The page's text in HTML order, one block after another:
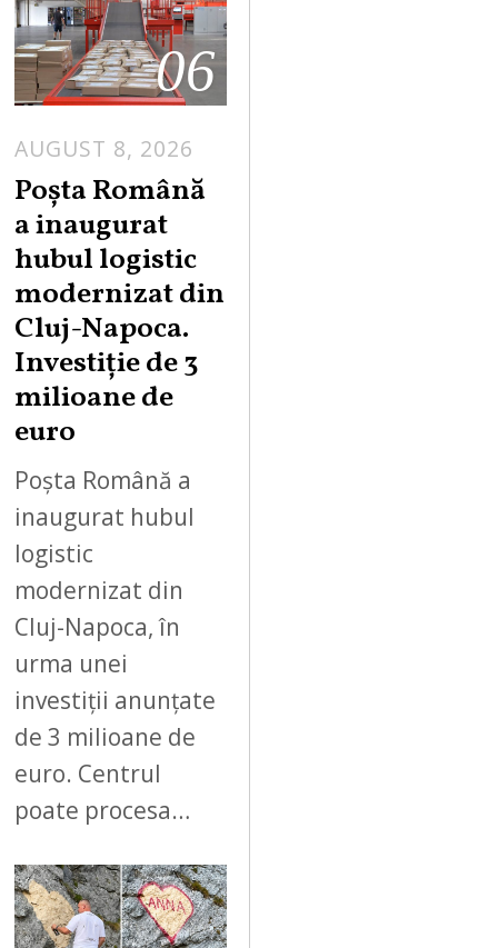
06
AUGUST 8, 2026
Poșta Română
a inaugurat
hubul logistic
modernizat din
Cluj-Napoca.
Investiție de 3
milioane de
euro
Poșta Română a
inaugurat hubul
logistic
modernizat din
Cluj-Napoca, în
urma unei
investiții anunțate
de 3 milioane de
euro. Centrul
poate procesa…